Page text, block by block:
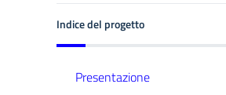
Indice del progetto
Presentazione